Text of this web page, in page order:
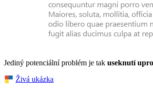
Jediný potenciální problém je tak useknutí
Živá ukázka